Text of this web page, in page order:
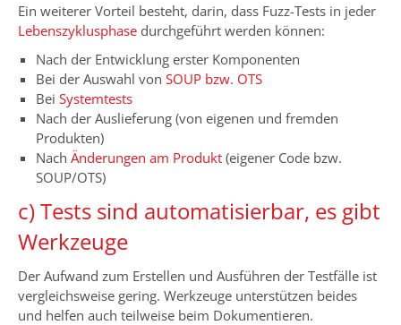
Ein weiterer Vorteil besteht, darin, dass Fuzz-Tests in jeder
Lebenszyklusphase durchgeführt werden können:
Nach der Entwicklung erster Komponenten
Bei der Auswahl von SOUP bzw. OTS
Bei Systemtests
Nach der Auslieferung (von eigenen und fremden
Produkten)
Nach Änderungen am Produkt (eigener Code bzw.
SOUP/OTS)
c) Tests sind automatisierbar, es gibt
Werkzeuge
Der Aufwand zum Erstellen und Ausführen der Testfälle ist
vergleichsweise gering. Werkzeuge unterstützen beides
und helfen auch teilweise beim Dokumentieren.